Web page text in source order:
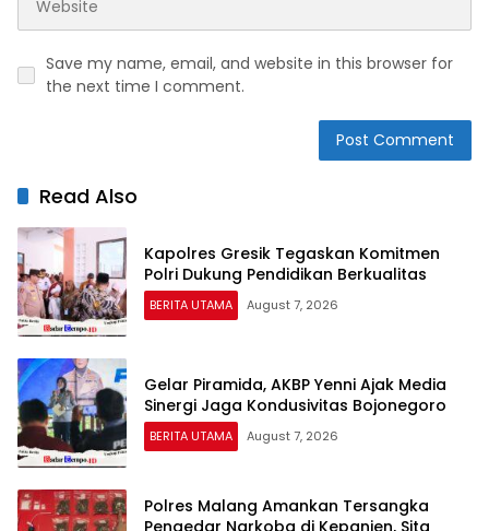
Save my name, email, and website in this browser for
the next time I comment.
Read Also
Kapolres Gresik Tegaskan Komitmen
Polri Dukung Pendidikan Berkualitas
BERITA UTAMA August 7, 2026
Gelar Piramida, AKBP Yenni Ajak Media
Sinergi Jaga Kondusivitas Bojonegoro
BERITA UTAMA August 7, 2026
Polres Malang Amankan Tersangka
Pengedar Narkoba di Kepanjen, Sita